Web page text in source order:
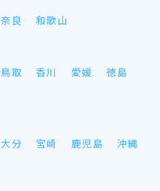
奈良 和歌山
鳥取 香川 愛媛
徳島
大分 宮崎 鹿児島 沖縄